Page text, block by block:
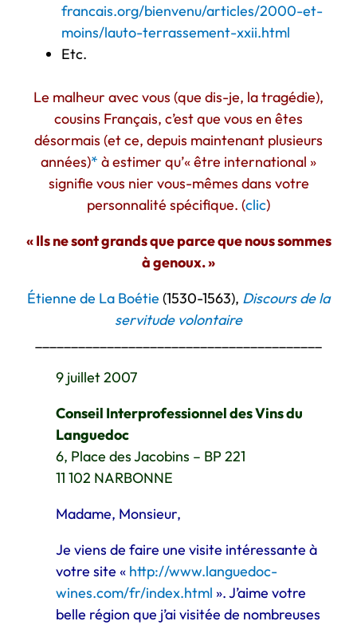
francais.org/bienvenu/articles/2000-et-
moins/lauto-terrassement-xxii.html
Etc.
Le malheur avec vous (que dis-je, la tragédie),
cousins Français, c’est que vous en êtes
désormais (et ce, depuis maintenant plusieurs
années)* à estimer qu’« être international »
signifie vous nier vous-mêmes dans votre
personnalité spécifique. (clic)
« Ils ne sont grands que parce que nous sommes
à genoux. »
Étienne de La Boétie (1530-1563), Discours de la
servitude volontaire
9 juillet 2007
Conseil Interprofessionnel des Vins du
Languedoc
6, Place des Jacobins – BP 221
11 102 NARBONNE
Madame, Monsieur,
Je viens de faire une visite intéressante à
votre site « http://www.languedoc-
wines.com/fr/index.html ». J’aime votre
belle région que j’ai visitée de nombreuses